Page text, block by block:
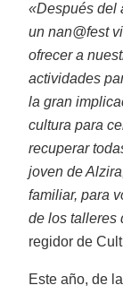
«Después del
un nan@fest
ofrecer a
actividades
la gran
cultura para
recuperar
joven de
familiar, para
de los talleres
regidor de
Este año, de